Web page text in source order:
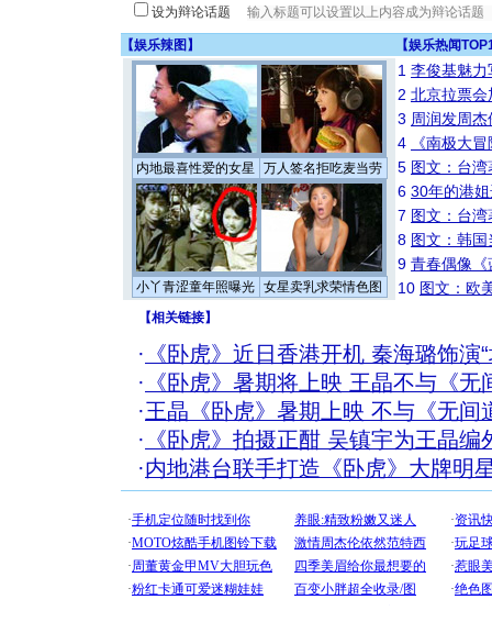
设为辩论话题
【娱乐辣图 】 【娱乐热闻
内地最喜性爱的女星 万人签名拒吃麦当劳
小丫青涩童年照曝光 女星卖乳求荣情色图
1 李俊基魅力
2 北京拉票
3 周润发周
4
《南极大
5 图文：台
6 30年的港
7 图文：台
8 图文：韩
9 青春偶像《
10 图文：欧
【相关链接】
· 《卧虎》近日香港开机 秦海璐饰演
· 《卧虎》暑期将上映 王晶不与《无
·王晶《卧虎》暑期上映 不与《无间
· 《卧虎》拍摄正酣 吴镇宇为王晶编
·内地港台联手打造《卧虎》大牌明